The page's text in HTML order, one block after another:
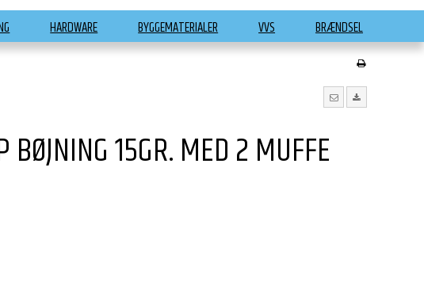
HARDWARE BYGGEMATERIALER VVS BRÆNDSEL
BØJNING 15GR. MED 2 MUFFE